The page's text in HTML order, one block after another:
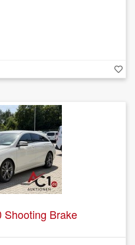
Shooting Brake